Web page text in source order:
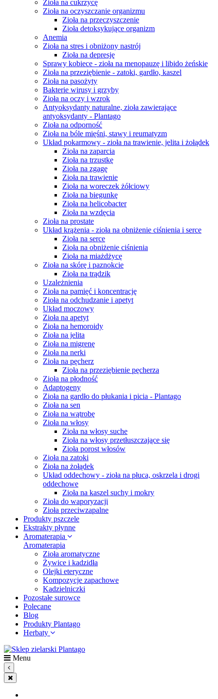
Zioła na cukrzycę
Zioła na oczyszczanie organizmu
Zioła na przeczyszczenie
Zioła detoksykujące organizm
Anemia
Zioła na stres i obniżony nastrój
Zioła na depresję
Sprawy kobiece - zioła na menopauzę i libido żeńskie
Zioła na przeziębienie - zatoki, gardło, kaszel
Zioła na pasożyty
Bakterie wirusy i grzyby
Zioła na oczy i wzrok
Antyoksydanty naturalne, zioła zawierające
antyoksydanty - Plantago
Zioła na odporność
Zioła na bóle mięśni, stawy i reumatyzm
Układ pokarmowy - zioła na trawienie, jelita i żołądek
Zioła na zaparcia
Zioła na trzustkę
Zioła na zgagę
Zioła na trawienie
Zioła na woreczek żółciowy
Zioła na biegunkę
Zioła na helicobacter
Zioła na wzdęcia
Zioła na prostate
Układ krążenia - zioła na obniżenie ciśnienia i serce
Zioła na serce
Zioła na obniżenie ciśnienia
Zioła na miażdżycę
Zioła na skórę i paznokcie
Zioła na trądzik
Uzależnienia
Zioła na pamięć i koncentrację
Zioła na odchudzanie i apetyt
Układ moczowy
Zioła na apetyt
Zioła na hemoroidy
Zioła na jelita
Zioła na migrenę
Zioła na nerki
Zioła na pęcherz
Zioła na przeziębienie pęcherza
Zioła na płodność
Adaptogeny
Zioła na gardło do płukania i picia - Plantago
Zioła na sen
Zioła na wątrobę
Zioła na włosy
Zioła na włosy suche
Zioła na włosy przetłuszczające się
Zioła porost włosów
Zioła na zatoki
Zioła na żołądek
Układ oddechowy - zioła na płuca, oskrzela i drogi
oddechowe
Zioła na kaszel suchy i mokry
Zioła do waporyzacji
Zioła przeciwzapalne
Produkty pszczele
Ekstrakty płynne
Aromaterapia
Aromaterapia
Zioła aromatyczne
Żywice i kadzidła
Olejki eteryczne
Kompozycje zapachowe
Kadzielniczki
Pozostałe surowce
Polecane
Blog
Produkty Plantago
Herbaty
Menu